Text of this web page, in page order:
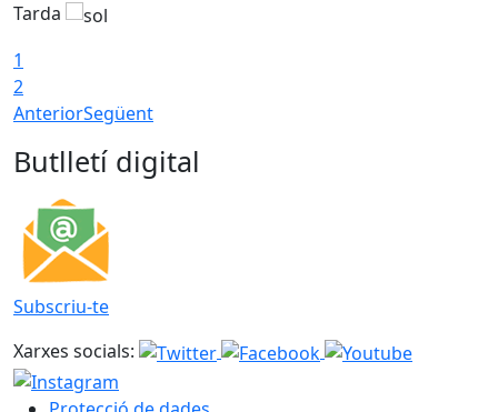
Tarda
1
2
AnteriorSegüent
Butlletí digital
Subscriu-te
Xarxes socials: